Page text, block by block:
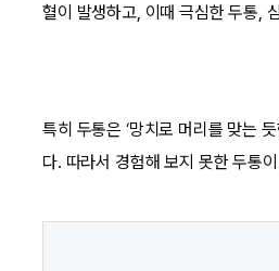
혈이 발생하고, 이때 극심한 두통,
특히 두통은 ‘망치로 머리를 맞는
다. 따라서 경험해 보지 못한 두통